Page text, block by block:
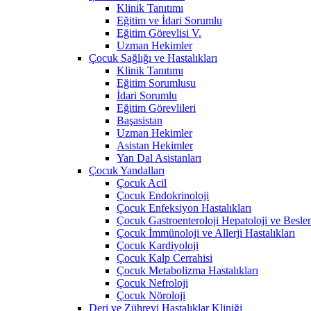
Klinik Tanıtımı
Eğitim ve İdari Sorumlu
Eğitim Görevlisi V.
Uzman Hekimler
Çocuk Sağlığı ve Hastalıkları
Klinik Tanıtımı
Eğitim Sorumlusu
İdari Sorumlu
Eğitim Görevlileri
Başasistan
Uzman Hekimler
Asistan Hekimler
Yan Dal Asistanları
Çocuk Yandalları
Çocuk Acil
Çocuk Endokrinoloji
Çocuk Enfeksiyon Hastalıkları
Çocuk Gastroenteroloji Hepatoloji ve
Çocuk İmmünoloji ve Allerji Hastalıkları
Çocuk Kardiyoloji
Çocuk Kalp Cerrahisi
Çocuk Metabolizma Hastalıkları
Çocuk Nefroloji
Çocuk Nöroloji
Deri ve Zührevi Hastalıklar Kliniği